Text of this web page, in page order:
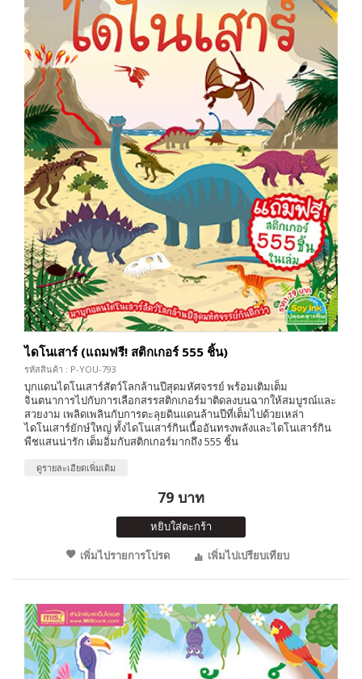
ไดโนเสาร์ (แถมฟรี! สติกเกอร์ 555 ชิ้น)
รหัสสินค้า : P-YOU-793
บุกแดนไดโนเสาร์สัตว์โลกล้านปีสุดมหัศจรรย์ พร้อมเติมเต็ม
จินตนาการไปกับการเลือกสรรสติกเกอร์มาติดลงบนฉากให้สมบูรณ์และ
สวยงาม เพลิดเพลินกับการตะลุยดินแดนล้านปีที่เต็มไปด้วยเหล่า
ไดโนเสาร์ยักษ์ใหญ่ ทั้งไดโนเสาร์กินเนื้ออันทรงพลังและไดโนเสาร์กิน
พืชแสนน่ารัก เต็มอิ่มกับสติกเกอร์มากถึง 555 ชิ้น
ดูรายละเอียดเพิ่มเติม
79 บาท
หยิบใส่ตะกร้า
เพิ่มไปรายการโปรด
เพิ่มไปเปรียบเทียบ